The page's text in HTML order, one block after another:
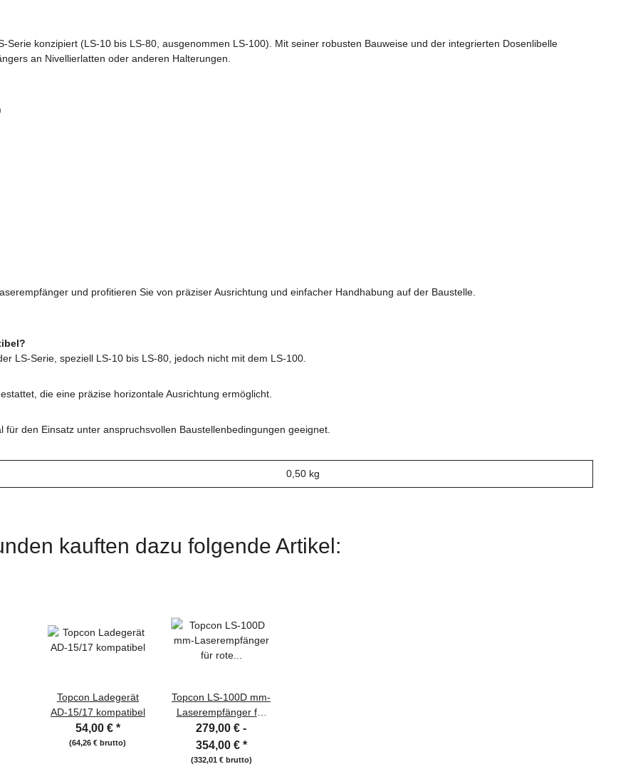
konzipiert (LS-10 bis LS-80, ausgenommen LS-100). Mit seiner robusten Bauweise und der integrierten Dosenlibelle
an Nivellierlatten oder anderen Halterungen.
und profitieren Sie von präziser Ausrichtung und einfacher Handhabung auf der Baustelle.
LS-Serie, speziell LS-10 bis LS-80, jedoch nicht mit dem LS-100.
die eine präzise horizontale Ausrichtung ermöglicht.
den Einsatz unter anspruchsvollen Baustellenbedingungen geeignet.
0,50 kg
kauften dazu folgende Artikel:
Topcon Ladegerät
AD-15/17 kompatibel
54,00 € *
(64,26 € brutto)
Topcon LS-100D mm-
Laserempfänger für
rote Rotationslaser
279,00 € -
354,00 € *
(332,01 € brutto)